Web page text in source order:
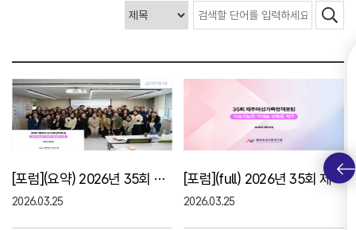
[포럼](요약) 2026년 35회 제주여성가족정책포럼
2026.03.25
[포럼](full) 2026년 35회 제주여성가족정책포럼
2026.03.25